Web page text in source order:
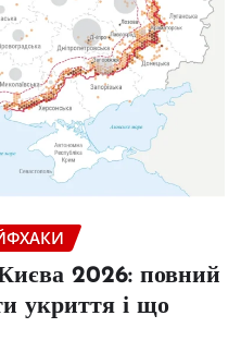
2026: повний
укриття і що